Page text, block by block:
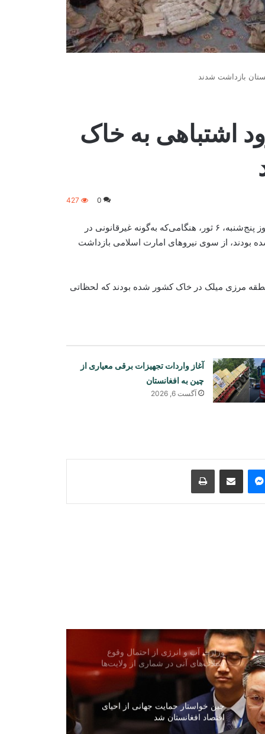
بازداشت شدند
اشتباهی به خاک
0
427
برخی رسانه‌های ایرانی گزارش داده‌اند که شش مرزبان این کشور روز پنج‌شنبه، ۶ ثور، هنگامی‌که به‌گونه غیرقانونی در
بودند، از سوی نیروهای امارت اسلامی بازداشت
منطقه مرزی‌ میلک در خاک کشور شده‌ بودند که لحظاتی
آغاز واردات تجهیزات برقی معیاری از
چین به افغانستان
آگست 6, 2026
Messenger
Share via Email
Print
آزادی ۳۲۵ مهاجر افغان از زندان‌های
پاکستان و بازگشت آنان به کشور
منطقه‌ای تأکید کرد
حملات هوایی رژیم صهیونیستی به جنوب
لبنان
وزارت آب و انرژی از احتمال وقوع
سیلاب‌های آنی در شماری از ولایت‌ها
هشدار داد
چین خواستار حمایت جهانی از احیای
اقتصاد افغانستان شد